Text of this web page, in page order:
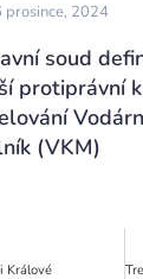
prosince, 2024
soud
protiprávní
(VKM)
Králové